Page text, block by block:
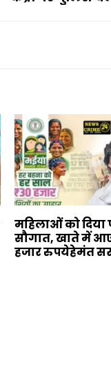
महिलाओं को दिया
सौगात, खाते में
हजार रुपयेहेमंत